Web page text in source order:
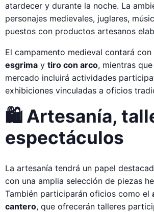
atardecer y durante la noche. La
personajes medievales, juglares,
puestos con productos artesanos
El campamento medieval contará
esgrima y tiro con arco, mientras
mercado incluirá actividades
exhibiciones vinculadas a oficios
🛍️ Artesanía,
espectáculos
La artesanía tendrá un papel
con una amplia selección de piezas
También participarán oficios como el
cantero, que ofrecerán talleres